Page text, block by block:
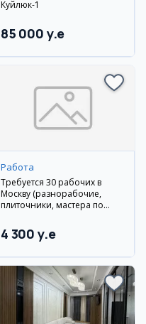
Куйлюк-1
85 000 y.e
Работа
Требуется 30 рабочих в
Москву (разнорабочие,
плиточники, мастера по
4 300 y.e